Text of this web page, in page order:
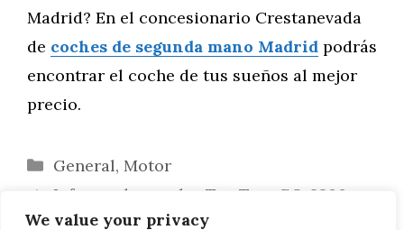
We value your privacy
Madrid? En el concesionario Crestanevada
de coches de segunda mano Madrid podrás
encontrar el coche de tus sueños al mejor
precio.
Categorías
General, Motor
Informe de prueba: TomTom GO 6200
con Wifi y control por voz